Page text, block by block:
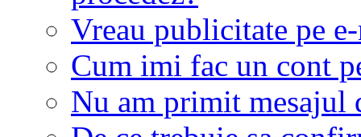
Vreau publicitate pe
Cum imi fac un cont
Nu am primit mesajul